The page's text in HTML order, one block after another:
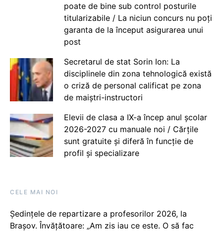
poate de bine sub control posturile
titularizabile / La niciun concurs nu poți
garanta de la început asigurarea unui
post
Secretarul de stat Sorin Ion: La
disciplinele din zona tehnologică există
o criză de personal calificat pe zona
de maiștri-instructori
Elevii de clasa a IX-a încep anul școlar
2026-2027 cu manuale noi / Cărțile
sunt gratuite și diferă în funcție de
profil și specializare
CELE MAI NOI
Ședințele de repartizare a profesorilor 2026, la
Brașov. Învățătoare: „Am zis iau ce este. O să fac